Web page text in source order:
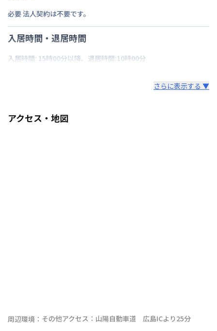
必要 法人契約は不要です。
入居時間・退居時間
入居時間: 15時00分以降、退居時間:10時00分
さらに表示する ▼
アクセス・地図
周辺環境： その他アクセス：山陽自動車道　広島ICより25分